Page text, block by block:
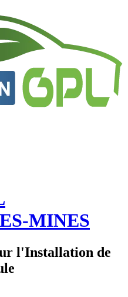
MINES
l'Installation de